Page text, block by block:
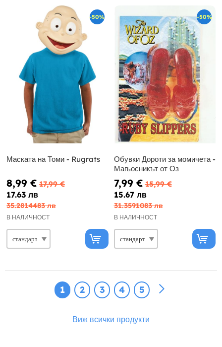
-50%
Маската на Томи - Rugrats
8,99 € 17,99 €
17.63 лв
35.2814483 лв
В НАЛИЧНОСТ
-50%
Обувки Дороти за момичета -
Магьосникът от Оз
7,99 € 15,99 €
15.67 лв
31.3591083 лв
В НАЛИЧНОСТ
1 2 3 4 5
Виж всички продукти